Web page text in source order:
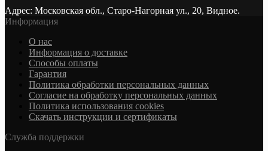
Адрес: Московская обл., Старо-Нагорная ул., 20, Видное.
Информация
О нас
Информация о доставке
Cпособы оплаты
Гарантия
Политика обработки персональных данных
Согласие на обработку персональных данных
Политика использования cookies
Скачать инструкции и сертификаты
Служба поддержки